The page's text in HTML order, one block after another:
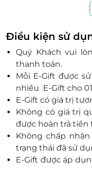
L1-03 Saigon MIA,
KDC Trung Sơn, xã
315 Hoàng Văn Thụ,
346 Lê Đức Thọ, P.
12 Bis Châu Thới, P.
CR1-07&08 Cresent
Hồ Chí Minh
89 đường số 6, Khu
Hưng, Quận 7, Hồ
126 Hồng Bàng, P.
16 Thích Quảng
Minh
213 Nguyễn Cư
Đa dạng sản
tráng miệng tinh
Dễ dàng mua
Lựa chọn hoàn
bạn bè, người thân.
Nhiều ưu đãi hấp
LifeLink.
Điều kiện sử
Quý Khách vui
thanh toán.
Mỗi E-Gift được
nhiều E-Gift cho
E-Gift có giá trị
Không có giá trị
được hoàn trả tiền
Không chấp nhận
trạng thái đã sử
E-Gift được áp